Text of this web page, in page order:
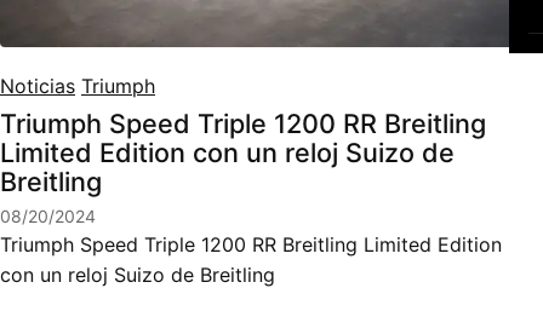
Noticias Triumph
Triumph Speed Triple 1200 RR Breitling
Limited Edition con un reloj Suizo de
Breitling
08/20/2024
Triumph Speed Triple 1200 RR Breitling Limited Edition
con un reloj Suizo de Breitling